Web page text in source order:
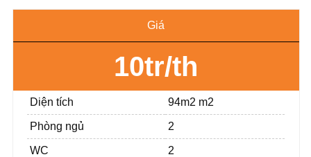
Giá
10tr/th
Diện tích 94m2 m2
Phòng ngủ 2
WC 2